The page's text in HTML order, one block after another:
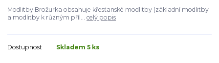
Modlitby Brožurka obsahuje křesťanské modlitby (základní modlitby
a modlitby k různým příl... celý popis
Dostupnost Skladem 5 ks